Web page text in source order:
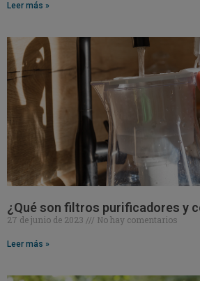
Leer más »
¿Qué son filtros purificadores y
27 de junio de 2023 No hay comentarios
Leer más »